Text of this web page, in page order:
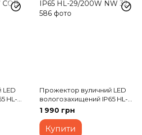
Світильники для басейну
HL-
Прожектор вуличний LED
вологозахищений IP65 HL-
29/200W NW
1 990 грн
Купити